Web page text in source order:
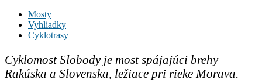
Mosty
Vyhliadky
Cyklotrasy
Cyklomost Slobody je most spájajúci brehy
Rakúska a Slovenska, ležiace pri rieke Morava.